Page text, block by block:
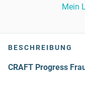
Mein
BESCHREIBUNG
CRAFT Progress